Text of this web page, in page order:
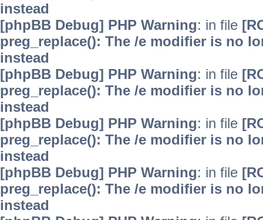
instead
[phpBB Debug] PHP Warning: in file
preg_replace(): The /e modifier is no
instead
[phpBB Debug] PHP Warning: in file
preg_replace(): The /e modifier is no
instead
[phpBB Debug] PHP Warning: in file
preg_replace(): The /e modifier is no
instead
[phpBB Debug] PHP Warning: in file
preg_replace(): The /e modifier is no
instead